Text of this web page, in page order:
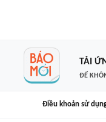
TẢI
ĐỂ
Điều khoản sử